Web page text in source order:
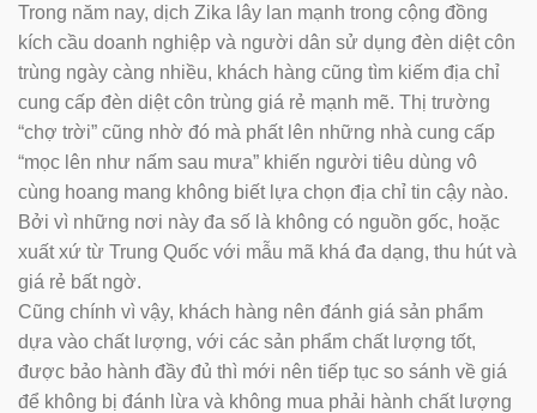
Trong năm nay, dịch Zika lây lan mạnh trong cộng đồng
kích cầu doanh nghiệp và người dân sử dụng đèn diệt côn
trùng ngày càng nhiều, khách hàng cũng tìm kiếm địa chỉ
cung cấp đèn diệt côn trùng giá rẻ mạnh mẽ. Thị trường
“chợ trời” cũng nhờ đó mà phất lên những nhà cung cấp
“mọc lên như nấm sau mưa” khiến người tiêu dùng vô
cùng hoang mang không biết lựa chọn địa chỉ tin cậy nào.
Bởi vì những nơi này đa số là không có nguồn gốc, hoặc
xuất xứ từ Trung Quốc với mẫu mã khá đa dạng, thu hút và
giá rẻ bất ngờ.
Cũng chính vì vậy, khách hàng nên đánh giá sản phẩm
dựa vào chất lượng, với các sản phẩm chất lượng tốt,
được bảo hành đầy đủ thì mới nên tiếp tục so sánh về giá
để không bị đánh lừa và không mua phải hành chất lượng